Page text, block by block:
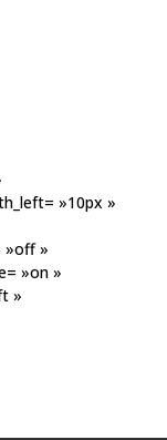
»10px »
»off »
»on »
»